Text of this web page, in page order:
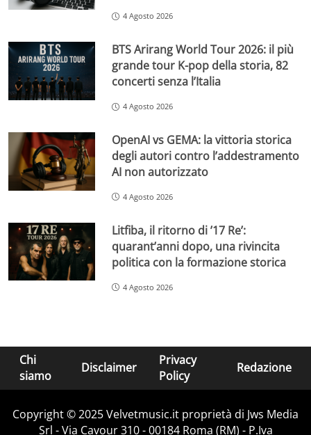
4 Agosto 2026
BTS Arirang World Tour 2026: il più
grande tour K-pop della storia, 82
concerti senza l’Italia
4 Agosto 2026
OpenAI vs GEMA: la vittoria storica
degli autori contro l’addestramento
AI non autorizzato
4 Agosto 2026
Litfiba, il ritorno di ’17 Re’:
quarant’anni dopo, una rivincita
politica con la formazione storica
4 Agosto 2026
Chi
siamo
Disclaimer
Privacy
Policy
Redazione
Copyright © 2025 Velvetmusic.it proprietà di Jws Media
Srl - Via Cavour 310 - 00184 Roma (RM) - P.Iva